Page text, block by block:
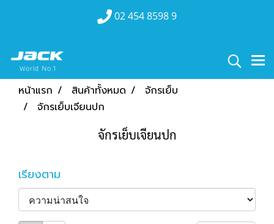
02 454 8598 9
หน้าแรก สินค้าทั้งหมด
จักรเย็บ
จักรเย็บเจียนปก
จักรเย็บเจียนปก
เรียงตาม